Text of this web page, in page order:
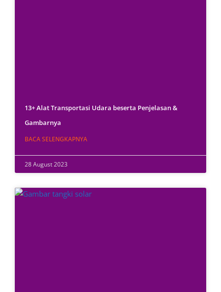
13+ Alat Transportasi Udara beserta Penjelasan &
Gambarnya
BACA SELENGKAPNYA
28 August 2023